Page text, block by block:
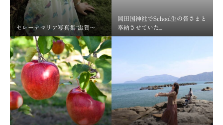
セレーナマリア写真集~滋賀～
岡田国神社でSchool生の皆さまと
奉納させていた...